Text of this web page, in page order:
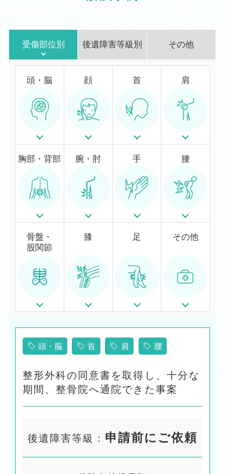
受傷部位別 後遺障害等級別 その他
頭・脳 顔 首 肩
胸部・背部 腕・肘 手 腰
骨盤・
股関節
膝 足 その他
頭・脳 首 肩 腰
整形外科の同意書を取得し、十分な
期間、整骨院へ通院できた事案
後遺障害等級： 申請前にご依頼